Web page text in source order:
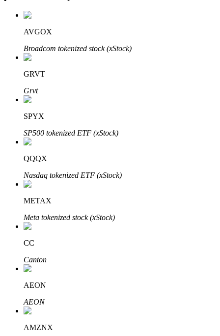
Otomatik Yatırım
Uzun vadeli kâr ve esnek çıkarlar elde edin
Stake Etmeyi Öğrenin
Pasif gelir kazanma hakkında bilgi edinin
AVGOX
Broadcom tokenized stock (xStock)
GRVT
Grvt
SPYX
SP500 tokenized ETF (xStock)
QQQX
Nasdaq tokenized ETF (xStock)
METAX
Meta tokenized stock (xStock)
CC
Canton
AEON
AEON
AMZNX